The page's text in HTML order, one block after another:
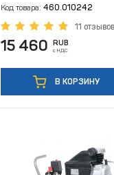
Код товара: 460.010242
11 отзывов
15 460 RUB
с НДС
В КОРЗИНУ